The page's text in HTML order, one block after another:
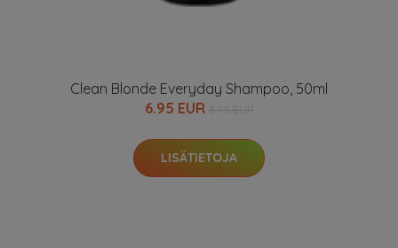
Clean Blonde Everyday Shampoo, 50ml
6.95 EUR
LISÄTIETOJA